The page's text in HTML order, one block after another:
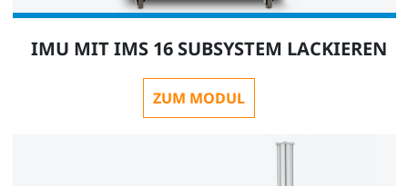
IMU MIT IMS 16 SUBSYSTEM LACKIEREN
ZUM MODUL